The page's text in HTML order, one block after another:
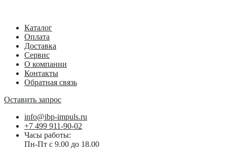
Каталог
Оплата
Доставка
Сервис
О компании
Контакты
Обратная связь
Оставить запрос
info@ibp-impuls.ru
+7 499 911-90-02
Часы работы:
Пн-Пт с 9.00 до 18.00